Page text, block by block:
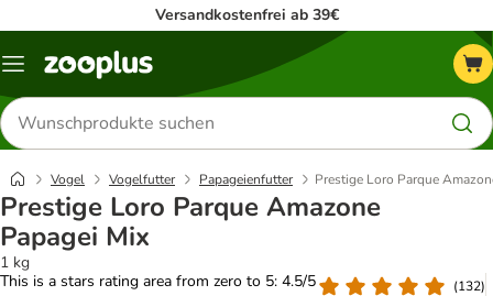
Versandkostenfrei ab 39€
Menü
Produkte
suchen
Vogel Vogelfutter Papageienfutter Prestige Loro Parque
Prestige Loro Parque Amazone
Papagei Mix
1 kg
This is a stars rating area from zero to 5: 4.5/5
(132)